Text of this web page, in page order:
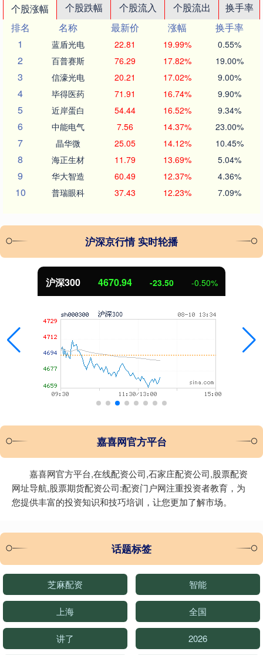
个股涨幅 个股跌幅 个股流入 个股流出
换手率
排名
名称 最新价 涨幅
换手率
1
蓝盾光电 22.81 19.99% 0.55%
2 百普赛斯 76.29 17.82% 19.00%
3 信濠光电 20.21 17.02% 9.00%
4 毕得医药 71.91 16.74% 9.90%
5 近岸蛋白 54.44 16.52% 9.34%
6 中能电气 7.56 14.37% 23.00%
7 晶华微 25.05 14.12% 10.45%
8 海正生材 11.79 13.69% 5.04%
9 华大智造 60.49 12.37% 4.36%
10 普瑞眼科 37.43 12.23% 7.09%
沪深京行情 实时轮播
北证50 1124.09 -10.16
嘉喜网官方平台
嘉喜网官方平台,在线配资公司,石家庄配资公司,股票配资
网址导航,股票期货配资公司:配资门户网注重投资者教育，为
您提供丰富的投资知识和技巧培训，让您更加了解市场。
话题标签
芝麻配资 智能
上海 全国
讲了 2026